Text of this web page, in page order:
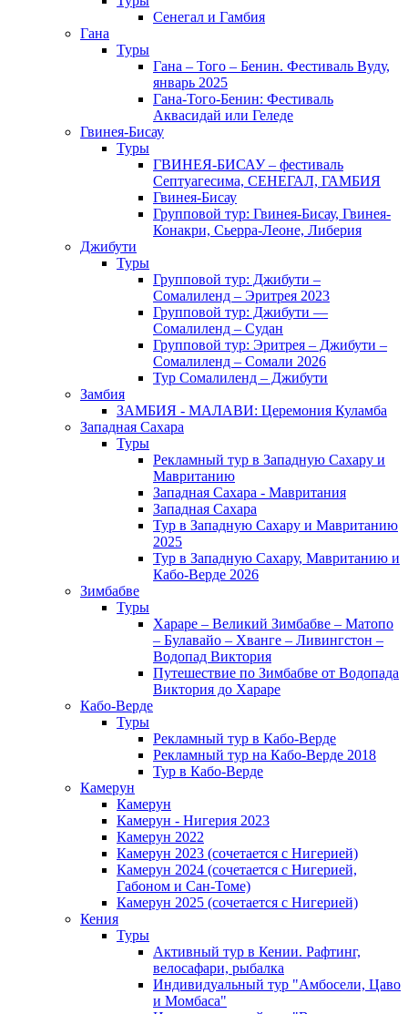
Сенегал и Гамбия
Гана
Туры
Гана – Того – Бенин. Фестиваль Вуду,
январь 2025
Гана-Того-Бенин: Фестиваль
Аквасидай или Геледе
Гвинея-Бисау
Туры
ГВИНЕЯ-БИСАУ – фестиваль
Септуагесима, СЕНЕГАЛ, ГАМБИЯ
Гвинея-Бисау
Групповой тур: Гвинея-Бисау, Гвинея-
Конакри, Сьерра-Леоне, Либерия
Джибути
Туры
Групповой тур: Джибути –
Cомалиленд – Эритрея 2023
Групповой тур: Джибути —
Сомалиленд – Судан
Групповой тур: Эритрея – Джибути –
Сомалиленд – Сомали 2026
Тур Cомалиленд – Джибути
Замбия
ЗАМБИЯ - МАЛАВИ: Церемония Куламба
Западная Сахара
Туры
Рекламный тур в Западную Сахару и
Мавританию
Западная Сахара - Мавритания
Западная Сахара
Тур в Западную Сахару и Мавританию
2025
Тур в Западную Сахару, Мавританию и
Кабо-Верде 2026
Зимбабве
Туры
Хараре – Великий Зимбабве – Матопо
– Булавайо – Хванге – Ливингстон –
Водопад Виктория
Путешествие по Зимбабве от Водопада
Виктория до Хараре
Кабо-Верде
Туры
Рекламный тур в Кабо-Верде
Рекламный тур на Кабо-Верде 2018
Тур в Кабо-Верде
Камерун
Камерун
Камерун - Нигерия 2023
Камерун 2022
Камерун 2023 (сочетается с Нигерией)
Камерун 2024 (сочетается с Нигерией,
Габоном и Сан-Томе)
Камерун 2025 (сочетается с Нигерией)
Кения
Туры
Активный тур в Кении. Рафтинг,
велосафари, рыбалка
Индивидуальный тур "Амбосели, Цаво
и Момбаса"